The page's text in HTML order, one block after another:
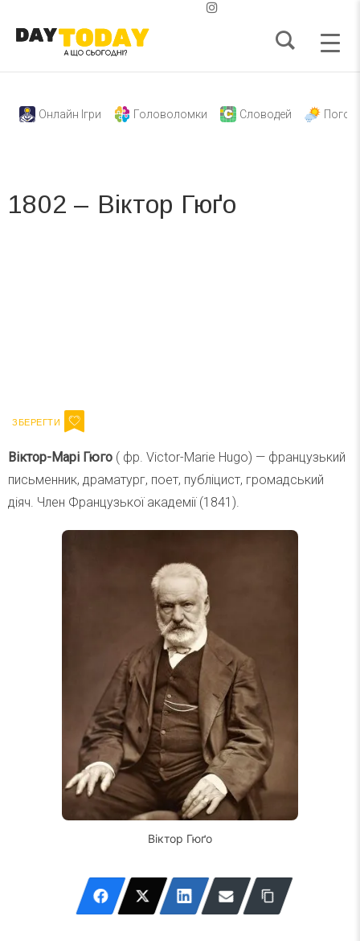
Онлайн Ігри Головоломки Словодей
1802 – Віктор Гюґо
Віктор-Марі Гюго ( фр. Victor-Marie Hugo) — французький
письменник, драматург, поет, публіцист, громадський
діяч. Член Французької академії (1841).
Віктор Гюґо